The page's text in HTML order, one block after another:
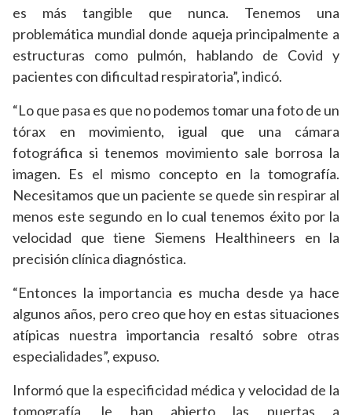
es más tangible que nunca. Tenemos una
problemática mundial donde aqueja principalmente a
estructuras como pulmón, hablando de Covid y
pacientes con dificultad respiratoria”, indicó.
“Lo que pasa es que no podemos tomar una foto de un
tórax en movimiento, igual que una cámara
fotográfica si tenemos movimiento sale borrosa la
imagen. Es el mismo concepto en la tomografía.
Necesitamos que un paciente se quede sin respirar al
menos este segundo en lo cual tenemos éxito por la
velocidad que tiene Siemens Healthineers
en la
precisión clínica diagnóstica.
“Entonces la importancia es mucha desde ya hace
algunos años, pero creo que hoy en estas situaciones
atípicas nuestra importancia resaltó sobre otras
especialidades”, expuso.
Informó que la especificidad médica y velocidad de la
tomografía, le han abierto las puertas a